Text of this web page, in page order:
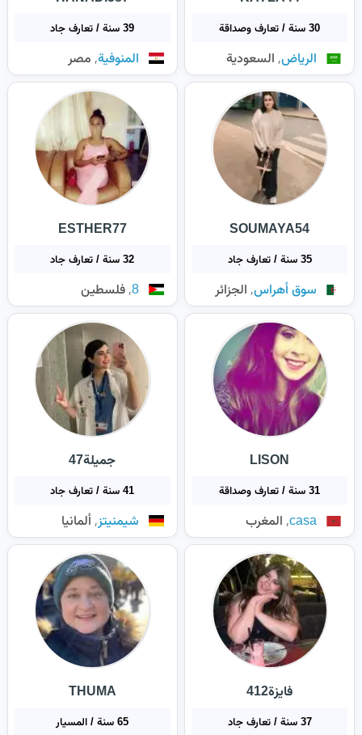
30 سنة / تعارف وصداقة
الرياض, السعودية
39 سنة / تعارف جاد
المنوفية, مصر
SOUMAYA54
35 سنة / تعارف جاد
سوق أهراس, الجزائر
ESTHER77
32 سنة / تعارف جاد
8
, فلسطين
LISON
31 سنة / تعارف وصداقة
casa
, المغرب
جميلة47
41 سنة / تعارف جاد
شيمنيتز, ألمانيا
فايزة412
37 سنة / تعارف جاد
THUMA
65 سنة / المسيار